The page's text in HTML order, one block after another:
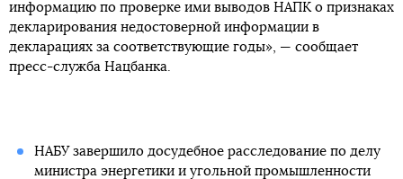
информацию по проверке ими выводов НАПК о признаках
декларирования недостоверной информации в
декларациях за соответствующие годы», — сообщает
пресс-служба Нацбанка.
НАБУ завершило досудебное расследование по делу
министра энергетики и угольной промышленности